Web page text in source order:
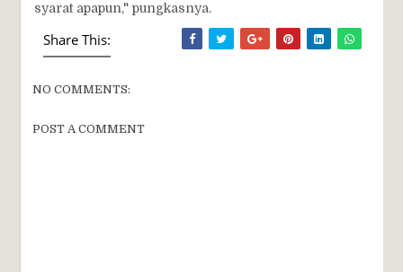
syarat apapun," pungkasnya.
Share This:
NO COMMENTS:
POST A COMMENT